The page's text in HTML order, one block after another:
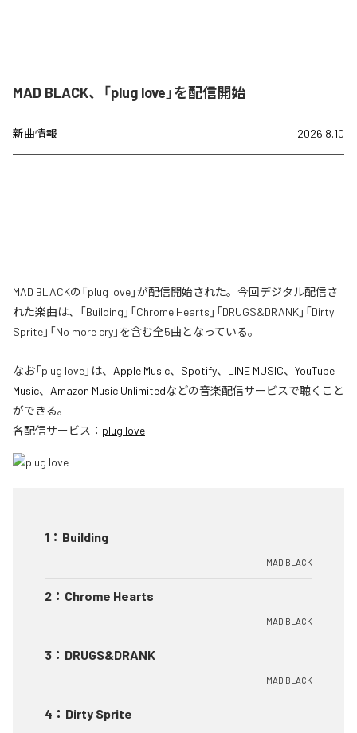
MAD BLACK、「plug love」を配信開始
新曲情報 2026.8.10
MAD BLACKの「plug love」が配信開始された。今回デジタル配信さ
れた楽曲は、「Building」「Chrome Hearts」「DRUGS&DRANK」「Dirty
Sprite」「No more cry」を含む全5曲となっている。
なお「plug love」は、 Apple Music、 Spotify、 LINE MUSIC、 YouTube
Music、 Amazon Music Unlimitedなどの音楽配信サービスで聴くこと
ができる。
各配信サービス： plug love
1 ： Building
MAD BLACK
2 ： Chrome Hearts
MAD BLACK
3 ： DRUGS&DRANK
MAD BLACK
4 ： Dirty Sprite